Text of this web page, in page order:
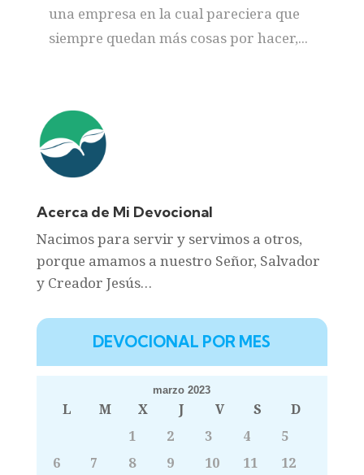
una empresa en la cual pareciera que
siempre quedan más cosas por hacer,...
Acerca de Mi Devocional
Nacimos para servir y servimos a otros,
porque amamos a nuestro Señor, Salvador
y Creador Jesús…
DEVOCIONAL POR MES
marzo 2023
L M X J V S
D
1
2 3 4
5
6
7 8 9 10 11 12